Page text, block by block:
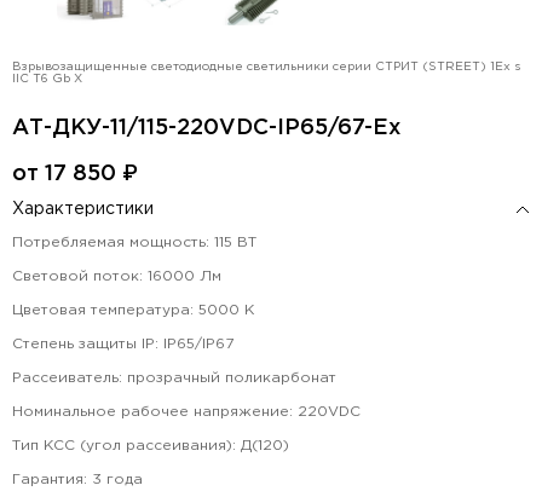
Взрывозащищенные светодиодные светильники серии СТРИТ (STREET) 1Ex s
IIC T6 Gb X
АТ-ДКУ-11/115-220VDC-IP65/67-Ex
от 17 850 ₽
Характеристики
Потребляемая мощность: 115 ВТ
Световой поток: 16000 Лм
Цветовая температура: 5000 К
Степень защиты IP: IP65/IP67
Рассеиватель: прозрачный поликарбонат
Номинальное рабочее напряжение: 220VDC
Тип КСС (угол рассеивания): Д(120)
Гарантия: 3 года